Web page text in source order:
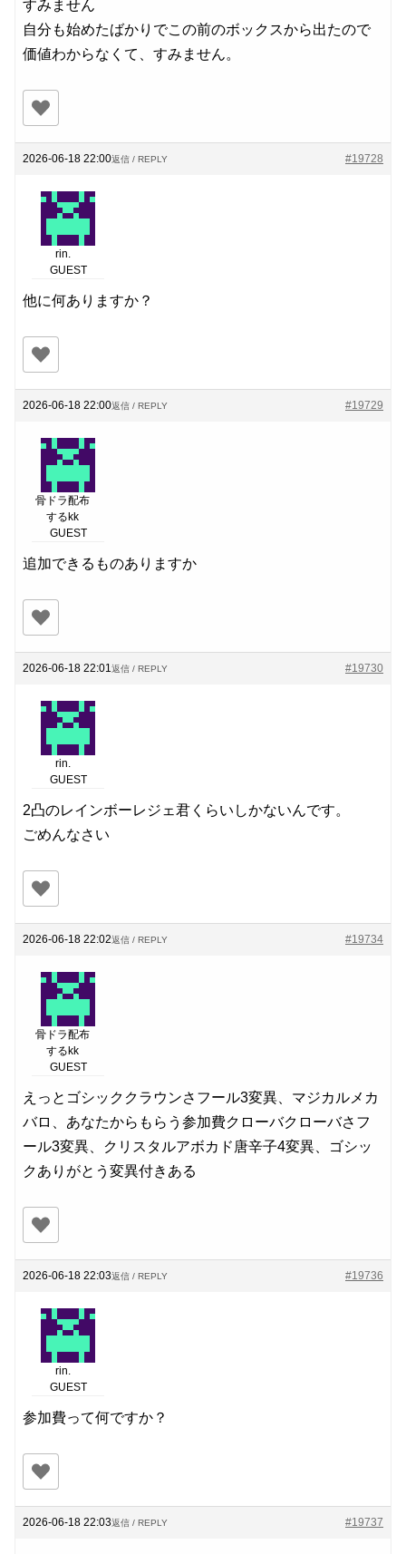
すみません
自分も始めたばかりでこの前のボックスから出たので
価値わからなくて、すみません。
2026-06-18 22:00 #19728
返信 / REPLY
rin.
GUEST
他に何ありますか？
2026-06-18 22:00 #19729
返信 / REPLY
骨ドラ配布
するkk
GUEST
追加できるものありますか
2026-06-18 22:01 #19730
返信 / REPLY
rin.
GUEST
2凸のレインボーレジェ君くらいしかないんです。
ごめんなさい
2026-06-18 22:02 #19734
返信 / REPLY
骨ドラ配布
するkk
GUEST
えっとゴシッククラウンさフール3変異、マジカルメカ
バロ、あなたからもらう参加費クローバクローバさフ
ール3変異、クリスタルアボカド唐辛子4変異、ゴシッ
クありがとう変異付きある
2026-06-18 22:03 #19736
返信 / REPLY
rin.
GUEST
参加費って何ですか？
2026-06-18 22:03 #19737
返信 / REPLY